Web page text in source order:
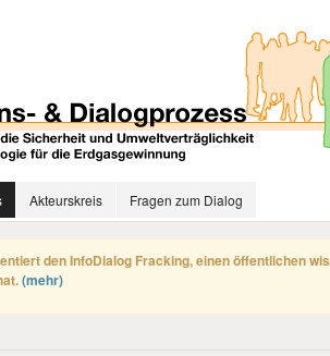
Akteurskreis Fragen zum Dialog
den InfoDialog Fracking, einen öffentlichen
(mehr)